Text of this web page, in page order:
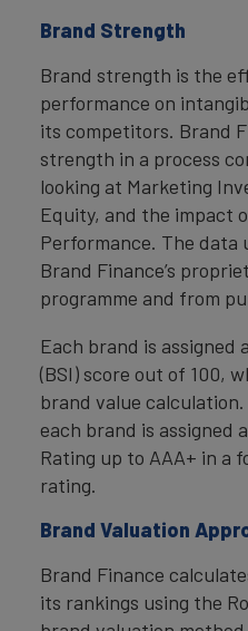
Brand Strength
Brand strength is the
performance on
its competitors. Brand
strength in a process
looking at Marketing
Equity, and the impact
Performance. The data
Brand Finance’s
programme and from
Each brand is assigned
(BSI) score out of 100,
brand value
each brand is assigned
Rating up to AAA+ in a
rating.
Brand Valuation
Brand Finance
its rankings using the